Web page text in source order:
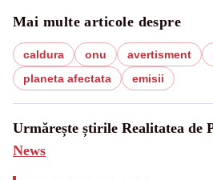
Mai multe articole despre
caldura onu avertisment
planeta afectata
emisii
Urmărește știrile Realitatea de
News